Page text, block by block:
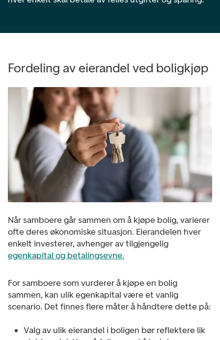
Fordeling av eierandel ved boligkjøp
Når samboere går sammen om å kjøpe bolig, varierer
ofte deres økonomiske situasjon. Eierandelen hver
enkelt investerer, avhenger av tilgjengelig
egenkapital og betalingsevne.
For samboere som vurderer å kjøpe en bolig
sammen, kan ulik egenkapital være et vanlig
scenario. Det finnes flere måter å håndtere dette på:
Valg av ulik eierandel i boligen bør reflektere lik